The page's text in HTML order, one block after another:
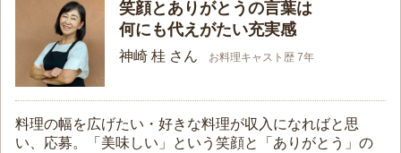
笑顔とありがとうの言葉は
何にも代えがたい充実感
神崎 桂 さん お料理キャスト歴 7年
料理の幅を広げたい・好きな料理が収入になればと思
い、応募。「美味しい」という笑顔と「ありがとう」の